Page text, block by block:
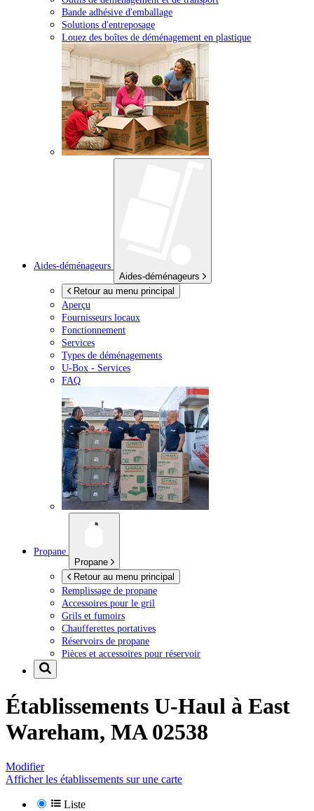
Bande adhésive d'emballage
Solutions d'entreposage
Louez des boîtes de déménagement en plastique
Aides-déménageurs
Aides-déménageurs
Retour au menu principal
Aperçu
Fournisseurs locaux
Fonctionnement
Services
Types de déménagements
U-Box - Services
FAQ
Propane
Propane
Retour au menu principal
Remplissage de propane
Accessoires pour le gril
Grils et fumoirs
Chaufferettes portatives
Réservoirs de propane
Pièces et accessoires pour réservoir
Établissements U-Haul à East
Wareham, MA 02538
Modifier
Afficher les établissements sur une carte
Liste